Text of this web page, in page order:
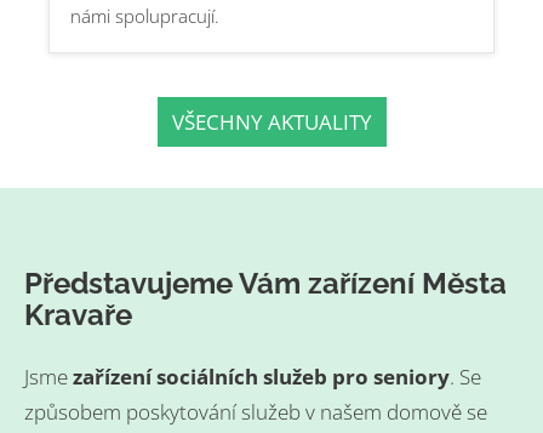
námi spolupracují.
VŠECHNY AKTUALITY
Představujeme Vám zařízení Města
Kravaře
Jsmezařízení sociálních služeb pro seniory. Se
způsobem poskytování služeb v našem domově se